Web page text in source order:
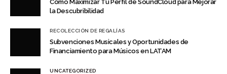
Cómo Maximizar Tu Perfil de SoundCloud para Mejorar
la Descubribilidad
RECOLECCIÓN DE REGALÍAS
Subvenciones Musicales y Oportunidades de
Financiamiento para Músicos en LATAM
UNCATEGORIZED